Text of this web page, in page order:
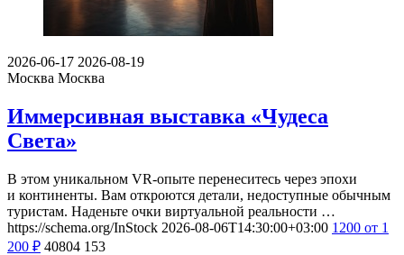
2026-06-17 2026-08-19
Москва Москва
Иммерсивная выставка «Чудеса
Света»
В этом уникальном VR-опыте перенеситесь через эпохи
и континенты. Вам откроются детали, недоступные обычным
туристам. Наденьте очки виртуальной реальности …
https://schema.org/InStock 2026-08-06T14:30:00+03:00 1200 от 1
200 ₽ 40804 153